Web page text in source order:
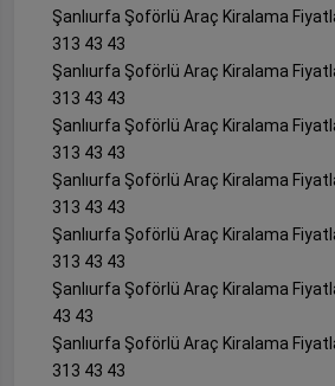
Şanlıurfa Şoförlü Araç Kiralama
313 43 43
Şanlıurfa Şoförlü Araç Kiralama
313 43 43
Şanlıurfa Şoförlü Araç Kiralama
313 43 43
Şanlıurfa Şoförlü Araç Kiralama
313 43 43
Şanlıurfa Şoförlü Araç Kiralama
313 43 43
Şanlıurfa Şoförlü Araç Kiralama
43 43
Şanlıurfa Şoförlü Araç Kiralama
313 43 43